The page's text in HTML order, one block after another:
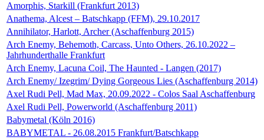
Amorphis, Starkill (Frankfurt 2013)
Anathema, Alcest – Batschkapp (FFM), 29.10.2017
Annihilator, Harlott, Archer (Aschaffenburg 2015)
Arch Enemy, Behemoth, Carcass, Unto Others, 26.10.2022 –
Jahrhunderthalle Frankfurt
Arch Enemy, Lacuna Coil, The Haunted - Langen (2017)
Arch Enemy/ Izegrim/ Dying Gorgeous Lies (Aschaffenburg 2014)
Axel Rudi Pell, Mad Max, 20.09.2022 - Colos Saal Aschaffenburg
Axel Rudi Pell, Powerworld (Aschaffenburg 2011)
Babymetal (Köln 2016)
BABYMETAL - 26.08.2015 Frankfurt/Batschkapp